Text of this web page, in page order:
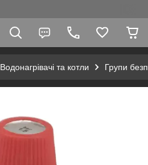
Водонагрівачі та котли Групи